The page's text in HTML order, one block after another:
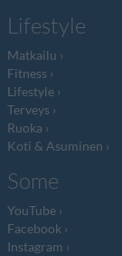
Lifestyle
Matkailu
Fitness
Lifestyle
Terveys
Ruoka
Koti & Asuminen
Some
YouTube
Facebook
Instagram